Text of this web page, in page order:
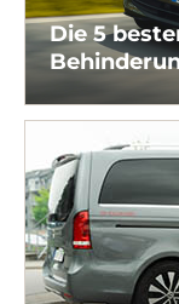
Die 5